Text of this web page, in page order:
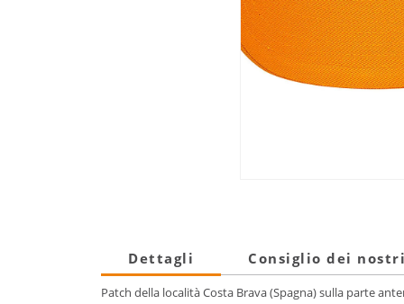
Dettagli Consiglio dei
Patch della località Costa Brava (Spagna) sulla parte